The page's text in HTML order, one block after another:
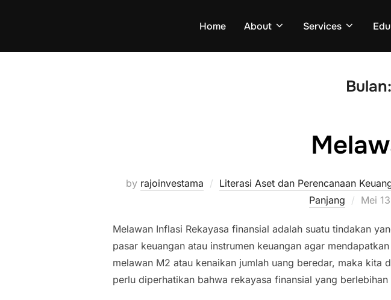
Home About Services
Bulan:
by rajoinvestama Literasi Aset dan Perencanaan
Panjang
Posted
Mei
Melawan Inflasi Rekayasa finansial adalah suatu tindakan
pasar keuangan atau instrumen keuangan agar
melawan M2 atau kenaikan jumlah uang beredar, maka kita
perlu diperhatikan bahwa rekayasa finansial yang